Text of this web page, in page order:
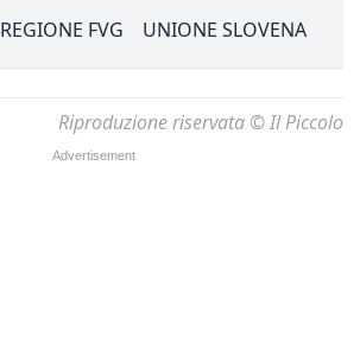
REGIONE FVG UNIONE SLOVENA
Riproduzione riservata © Il Piccolo